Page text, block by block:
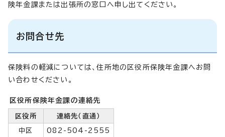
険年金課または出張所の窓口へ申し出てください。
お問合せ先
保険料の軽減については、住所地の区役所保険年金課へお問
い合わせください。
区役所保険年金課の連絡先
区役所 連絡先（直通）
中区 082-504-2555